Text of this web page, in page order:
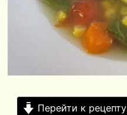
Перейти к рецепту